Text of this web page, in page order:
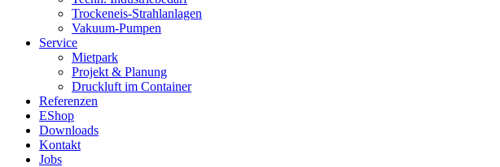
Trockeneis-Strahlanlagen
Vakuum-Pumpen
Service
Mietpark
Projekt & Planung
Druckluft im Container
Referenzen
EShop
Downloads
Kontakt
Jobs